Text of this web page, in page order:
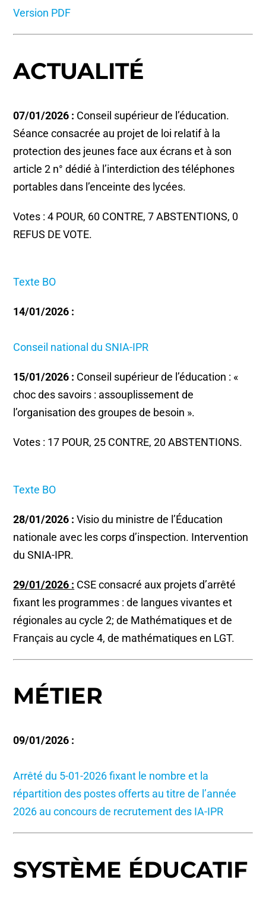
Version PDF
ACTUALITÉ
07/01/2026 : Conseil supérieur de l’éducation.
Séance consacrée au projet de loi relatif à la
protection des jeunes face aux écrans et à son
article 2 n° dédié à l’interdiction des téléphones
portables dans l’enceinte des lycées.
Votes : 4 POUR, 60 CONTRE, 7 ABSTENTIONS, 0
REFUS DE VOTE.
Texte BO
14/01/2026 :
Conseil national du SNIA-IPR
15/01/2026 : Conseil supérieur de l’éducation : «
choc des savoirs : assouplissement de
l’organisation des groupes de besoin ».
Votes : 17 POUR, 25 CONTRE, 20 ABSTENTIONS.
Texte BO
28/01/2026 : Visio du ministre de l’Éducation
nationale avec les corps d’inspection. Intervention
du SNIA-IPR.
29/01/2026 : CSE consacré aux projets d’arrêté
fixant les programmes : de langues vivantes et
régionales au cycle 2; de Mathématiques et de
Français au cycle 4, de mathématiques en LGT.
MÉTIER
09/01/2026 :
Arrêté du 5-01-2026 fixant le nombre et la
répartition des postes offerts au titre de l’année
2026 au concours de recrutement des IA-IPR
SYSTÈME ÉDUCATIF